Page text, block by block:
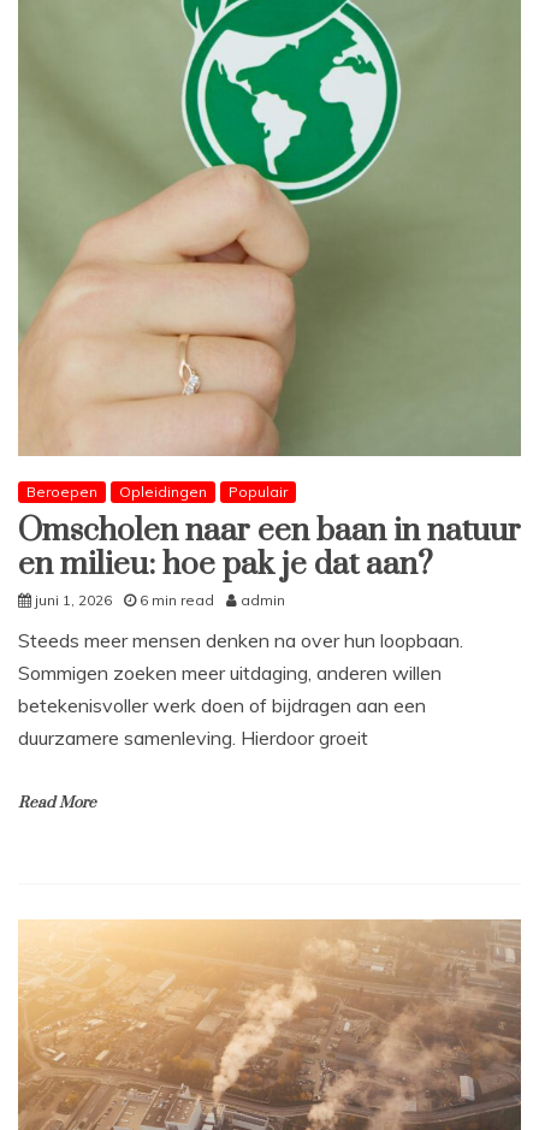
Beroepen Opleidingen Populair
Omscholen naar een baan in natuur
en milieu: hoe pak je dat aan?
juni 1, 2026 6 min read admin
Steeds meer mensen denken na over hun loopbaan.
Sommigen zoeken meer uitdaging, anderen willen
betekenisvoller werk doen of bijdragen aan een
duurzamere samenleving. Hierdoor groeit
Read More